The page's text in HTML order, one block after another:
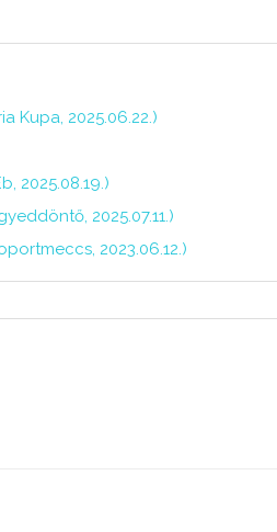
Kupa, 2025.06.22.)
2025.08.19.)
2025.07.11.)
2023.06.12.)